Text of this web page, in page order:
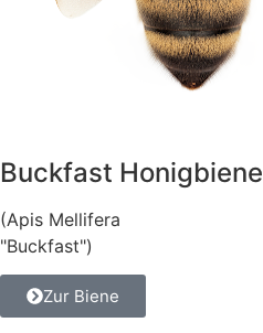
Buckfast Honigbiene
(Apis Mellifera
"Buckfast")
Zur Biene